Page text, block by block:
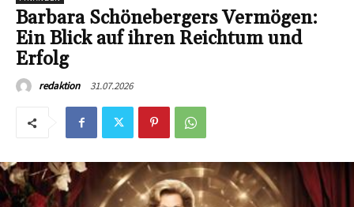
Barbara Schönebergers Vermögen:
Ein Blick auf ihren Reichtum und
Erfolg
redaktion 31.07.2026